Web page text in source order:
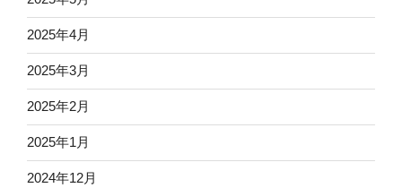
2025年4月
2025年3月
2025年2月
2025年1月
2024年12月